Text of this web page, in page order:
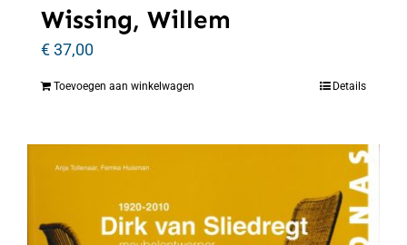
Wissing, Willem
€37,00
Toevoegen aan winkelwagen Details